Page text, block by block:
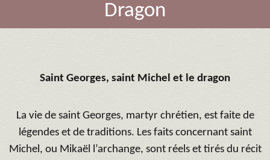
Dragon
Saint Georges, saint Michel et le dragon
La vie de saint Georges, martyr chrétien, est faite de
légendes et de traditions. Les faits concernant saint
Michel, ou Mikaël l’archange, sont réels et tirés du récit